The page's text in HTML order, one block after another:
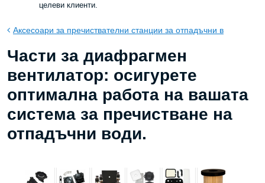
целеви клиенти.
Аксесоари за пречиствателни станции за отпадъчни в
Части за диафрагмен
вентилатор: осигурете
оптимална работа на вашата
система за пречистване на
отпадъчни води.